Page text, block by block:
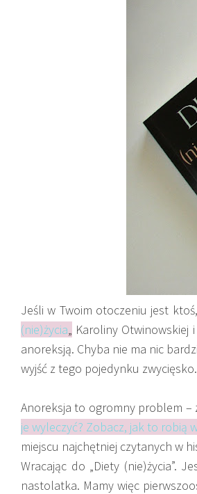
Jeśli w Twoim otoczeniu jest
(nie)życia„ Karoliny Otwinowskiej
anoreksją. Chyba nie ma nic
wyjść z tego pojedynku zwycięsko.
Anoreksja to ogromny problem
je wyleczyć? Zobacz, jak to robią
miejscu najchętniej czytanych w
Wracając do „Diety (nie)życia”.
nastolatka. Mamy więc